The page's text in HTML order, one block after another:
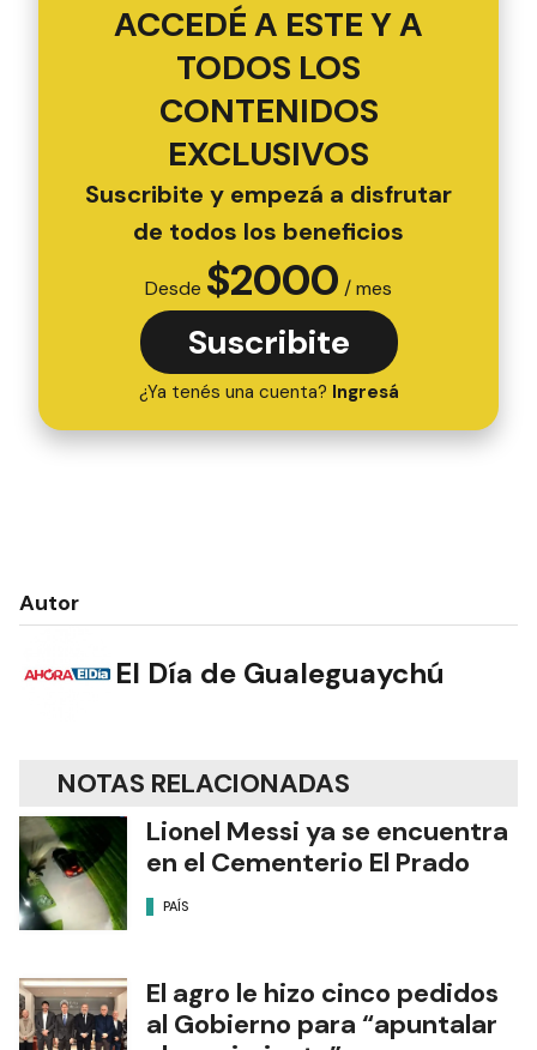
ACCEDÉ A ESTE Y A
TODOS LOS
CONTENIDOS
EXCLUSIVOS
Suscribite y empezá a disfrutar
de todos los beneficios
Desde $2000 / mes
Suscribite
¿Ya tenés una cuenta? Ingresá
Autor
El Día de Gualeguaychú
NOTAS RELACIONADAS
Lionel Messi ya se encuentra
en el Cementerio El Prado
PAÍS
El agro le hizo cinco pedidos
al Gobierno para “apuntalar